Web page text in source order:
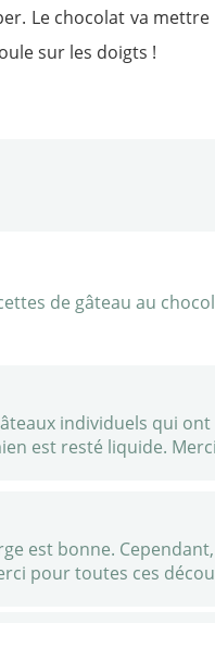
Le chocolat va
sur les doigts !
de gâteau au
individuels qui
est resté liquide. Merci
est bonne.
pour toutes ces